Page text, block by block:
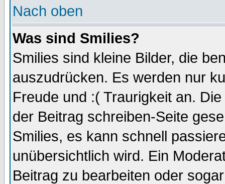
Nach oben
Was sind Smilies?
Smilies sind kleine Bilder, die
auszudrücken. Es werden nur
Freude und :( Traurigkeit an.
der Beitrag schreiben-Seite
Smilies, es kann schnell
unübersichtlich wird. Ein
Beitrag zu bearbeiten oder